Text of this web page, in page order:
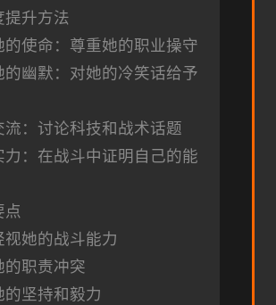
提升方法
的使命：尊重她的职业操守
的幽默：对她的冷笑话给予
流：讨论科技和战术话题
力：在战斗中证明自己的能
点
视她的战斗能力
的职责冲突
的坚持和毅力